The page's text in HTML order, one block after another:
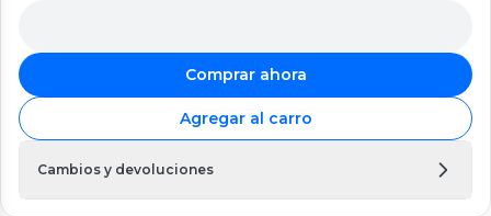
Comprar ahora
Agregar al carro
Cambios y devoluciones